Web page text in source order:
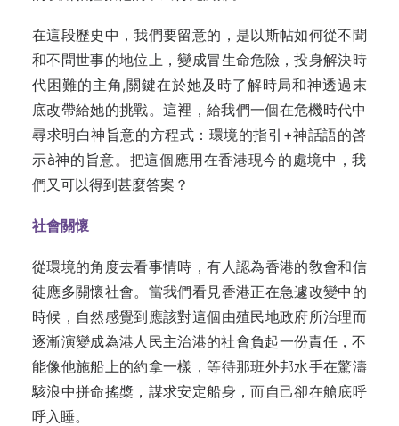
在這段歷史中，我們要留意的，是以‍斯帖如何從不聞
和不問世事的地位上，變‍成冒生命危險，投身解決時
代困難的主角‍,關鍵在於她及時了解時局和神透過末
底‍改帶給她的挑戰。這裡，給我們一個在危‍機時代中
尋求明白神旨意的方程式：環境‍的指引+神話語的啓
示à神的旨意。把這‍個應用在香港現今的處境中，我
們又可以‍得到甚麼答案？‍
社會關懷
從環境的角度去看事情時，有人認為‍香港的敎會和信
徒應多關懷社會。當我們‍看見香港正在急遽改變中的
時候，自然感‍覺到應該對這個由殖民地政府所治理而
逐‍漸演變成為港人民主治港的社會負起一份‍責任，不
能像他施船上的約拿一樣，等待‍那班外邦水手在驚濤
駭浪中拼命搖槳，謀‍求安定船身，而自己卻在艙底呼
呼入睡。‍